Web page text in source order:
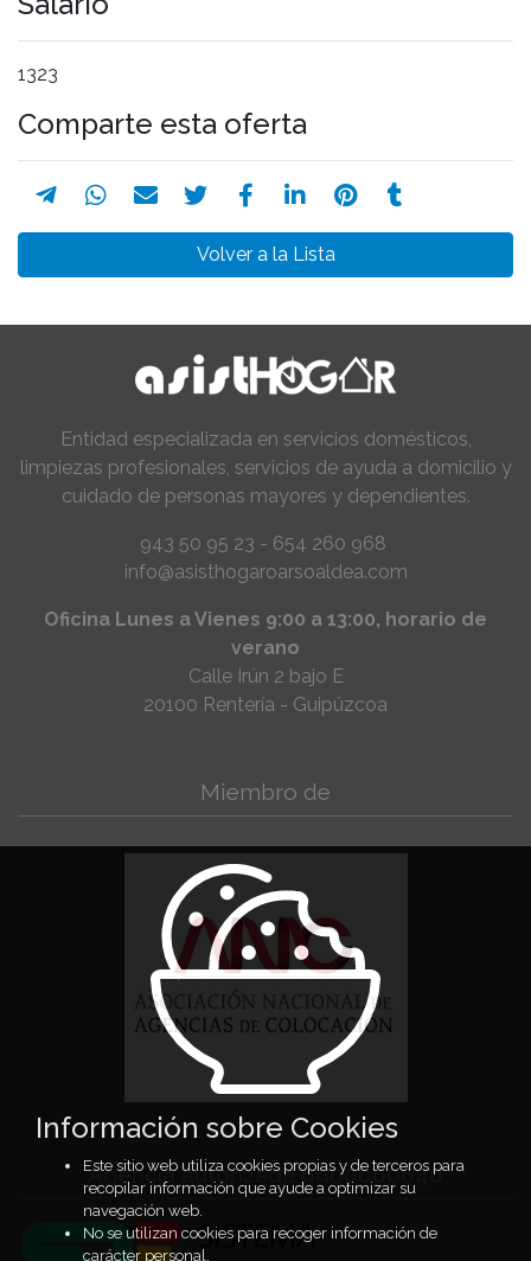
1323
Comparte esta oferta
Volver a la Lista
Entidad especializada en servicios domésticos,
limpiezas profesionales, servicios de ayuda a domicilio y
cuidado de personas mayores y dependientes.
943 50 95 23 - 654 260 968
info@asisthogaroarsoaldea.com
Oficina Lunes a Vienes 9:00 a 13:00, horario de
verano
Calle Irún 2 bajo E
20100 Rentería - Guipúzcoa
Miembro de
Agencia autorizada 9900000640
Información sobre Cookies
Este sitio web utiliza cookies propias y de terceros para
recopilar información que ayude a optimizar su
navegación web.
No se utilizan cookies para recoger información de
carácter personal.